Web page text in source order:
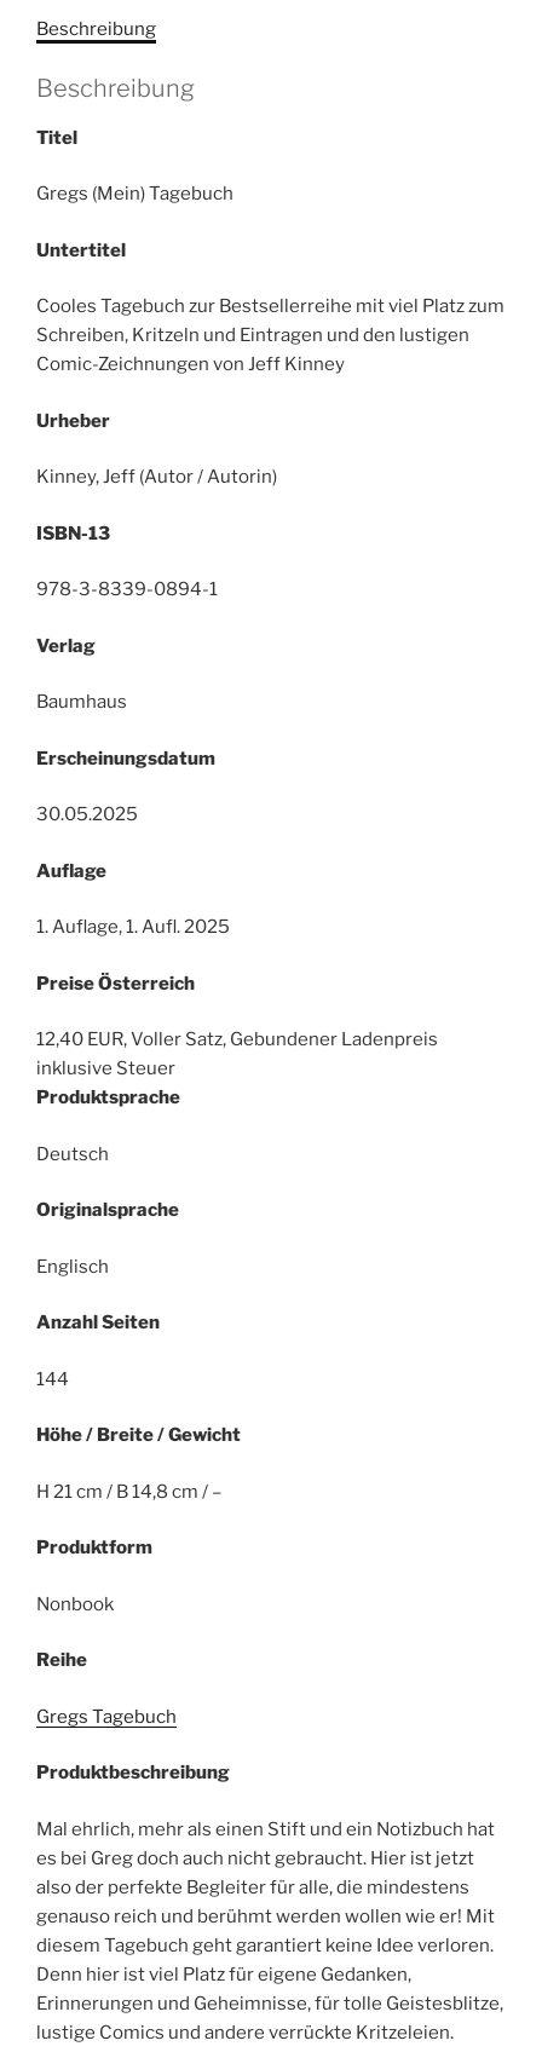
Beschreibung
Beschreibung
Titel
Gregs (Mein) Tagebuch
Untertitel
Cooles Tagebuch zur Bestsellerreihe mit viel Platz zum
Schreiben, Kritzeln und Eintragen und den lustigen
Comic-Zeichnungen von Jeff Kinney
Urheber
Kinney, Jeff (Autor / Autorin)
ISBN-13
978-3-8339-0894-1
Verlag
Baumhaus
Erscheinungsdatum
30.05.2025
Auflage
1. Auflage, 1. Aufl. 2025
Preise Österreich
12,40 EUR, Voller Satz, Gebundener Ladenpreis
inklusive Steuer
Produktsprache
Deutsch
Originalsprache
Englisch
Anzahl Seiten
144
Höhe / Breite / Gewicht
H 21 cm / B 14,8 cm / –
Produktform
Nonbook
Reihe
Gregs Tagebuch
Produktbeschreibung
Mal ehrlich, mehr als einen Stift und ein Notizbuch hat
es bei Greg doch auch nicht gebraucht. Hier ist jetzt
also der perfekte Begleiter für alle, die mindestens
genauso reich und berühmt werden wollen wie er! Mit
diesem Tagebuch geht garantiert keine Idee verloren.
Denn hier ist viel Platz für eigene Gedanken,
Erinnerungen und Geheimnisse, für tolle Geistesblitze,
lustige Comics und andere verrückte Kritzeleien.